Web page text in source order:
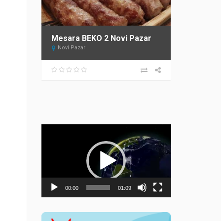
Mesara BEKO 2 Novi Pazar
Novi Pazar
00:00 01:09